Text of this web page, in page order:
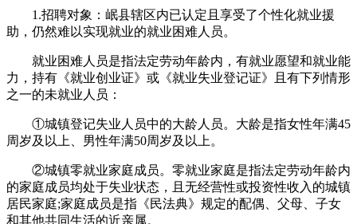
1.招聘对象：岷县辖区内已认定且享受了个性化就业援
助，仍然难以实现就业的就业困难人员。
就业困难人员是指法定劳动年龄内，有就业愿望和就业能
力，持有《就业创业证》或《就业失业登记证》且有下列情形
之一的未就业人员：
①城镇登记失业人员中的大龄人员。大龄是指女性年满45
周岁及以上、男性年满50周岁及以上。
②城镇零就业家庭成员。零就业家庭是指法定劳动年龄内
的家庭成员均处于失业状态，且无经营性或投资性收入的城镇
居民家庭;家庭成员是指《民法典》规定的配偶、父母、子女
和其他共同生活的近亲属。